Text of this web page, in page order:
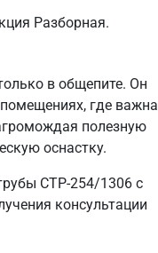
Разборная.
в общепите. Он
где важна
полезную
оснастку.
СТР-254/1306 с
консультации